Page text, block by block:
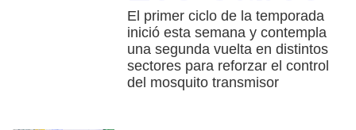
El primer ciclo de la temporada
inició esta semana y contempla
una segunda vuelta en distintos
sectores para reforzar el control
del mosquito transmisor